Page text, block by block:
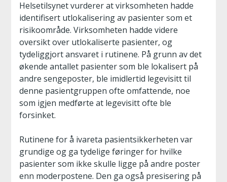
Helsetilsynet vurderer at virksomheten hadde
identifisert utlokalisering av pasienter som et
risikoområde. Virksomheten hadde videre
oversikt over utlokaliserte pasienter, og
tydeliggjort ansvaret i rutinene. På grunn av det
økende antallet pasienter som ble lokalisert på
andre sengeposter, ble imidlertid legevisitt til
denne pasientgruppen ofte omfattende, noe
som igjen medførte at legevisitt ofte ble
forsinket.
Rutinene for å ivareta pasientsikkerheten var
grundige og ga tydelige føringer for hvilke
pasienter som ikke skulle ligge på andre poster
enn moderpostene. Den ga også presisering på